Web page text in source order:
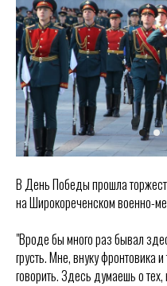
В День Победы прошла
на Широкореченском военно-
"Вроде бы много раз бывал
грусть. Мне, внуку фронтовика
говорить. Здесь думаешь о